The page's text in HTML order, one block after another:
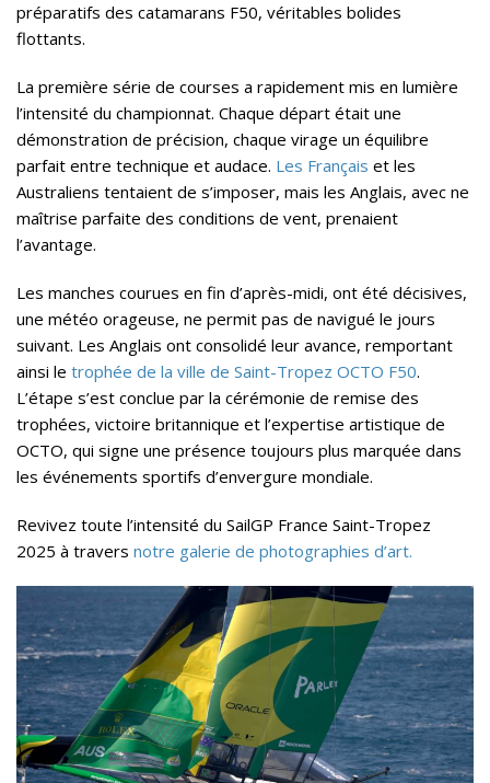
préparatifs des catamarans F50, véritables bolides
flottants.
La première série de courses a rapidement mis en lumière
l’intensité du championnat. Chaque départ était une
démonstration de précision, chaque virage un équilibre
parfait entre technique et audace. Les Français et les
Australiens tentaient de s’imposer, mais les Anglais, avec ne
maîtrise parfaite des conditions de vent, prenaient
l’avantage.
Les manches courues en fin d’après-midi, ont été décisives,
une météo orageuse, ne permit pas de navigué le jours
suivant. Les Anglais ont consolidé leur avance, remportant
ainsi le trophée de la ville de Saint-Tropez OCTO F50.
L’étape s’est conclue par la cérémonie de remise des
trophées, victoire britannique et l’expertise artistique de
OCTO, qui signe une présence toujours plus marquée dans
les événements sportifs d’envergure mondiale.
Revivez toute l’intensité du SailGP France Saint-Tropez
2025 à travers notre galerie de photographies d’art.